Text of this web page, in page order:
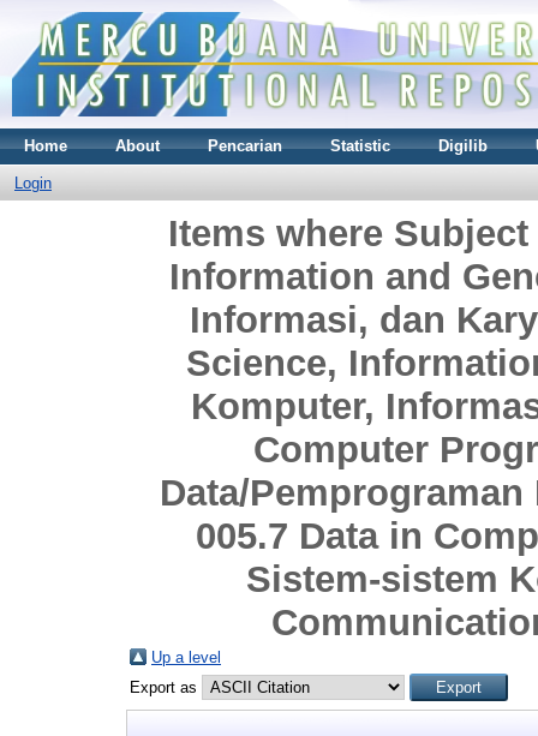
Home About Pencarian Statistic Digilib
Login
Items where
Information and
Informasi, dan
Science,
Komputer,
Computer
Data/
005.7 Data in
Sistem-sistem
Up a level
Export as